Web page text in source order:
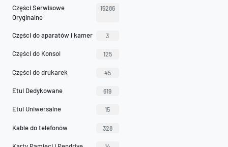
Części Serwisowe
Oryginalne
15286
Części do aparatów i kamer 3
Części do Konsol 125
Części do drukarek 45
Etui Dedykowane 619
Etui Uniwersalne 15
Kable do telefonów 328